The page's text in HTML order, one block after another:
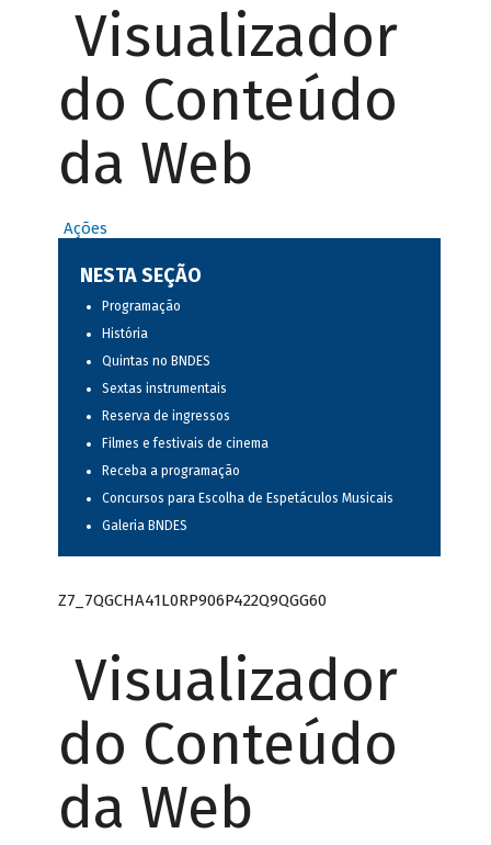
Visualizador
do Conteúdo
da Web
Ações
NESTA SEÇÃO
Programação
História
Quintas no BNDES
Sextas instrumentais
Reserva de ingressos
Filmes e festivais de cinema
Receba a programação
Concursos para Escolha de Espetáculos Musicais
Galeria BNDES
Z7_7QGCHA41L0RP906P422Q9QGG60
Visualizador
do Conteúdo
da Web